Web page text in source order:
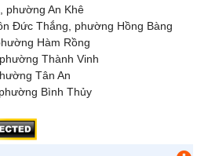
phường An Khê
Đức Thắng, phường Hồng Bàng
Hàm Rồng
Thành Vinh
Tân An
Bình Thủy